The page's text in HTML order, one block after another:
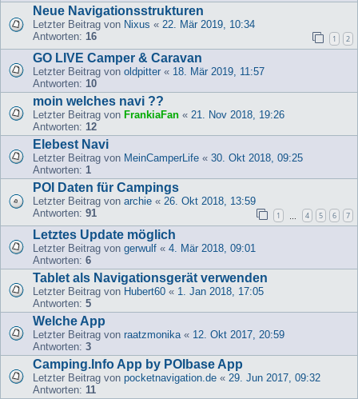
Neue Navigationsstrukturen
Letzter Beitrag von Nixus « 22. Mär 2019, 10:34
Antworten: 16 1 2
GO LIVE Camper & Caravan
Letzter Beitrag von oldpitter « 18. Mär 2019, 11:57
Antworten: 10
moin welches navi ??
Letzter Beitrag von FrankiaFan « 21. Nov 2018, 19:26
Antworten: 12
Elebest Navi
Letzter Beitrag von MeinCamperLife « 30. Okt 2018, 09:25
Antworten: 1
POI Daten für Campings
Letzter Beitrag von archie « 26. Okt 2018, 13:59
Antworten: 91 1 4 5 6 7
Letztes Update möglich
Letzter Beitrag von gerwulf « 4. Mär 2018, 09:01
Antworten: 6
Tablet als Navigationsgerät verwenden
Letzter Beitrag von Hubert60 « 1. Jan 2018, 17:05
Antworten: 5
Welche App
Letzter Beitrag von raatzmonika « 12. Okt 2017, 20:59
Antworten: 3
Camping.Info App by POIbase App
Letzter Beitrag von pocketnavigation.de « 29. Jun 2017, 09:32
Antworten: 11